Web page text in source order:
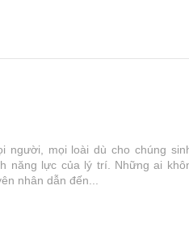
người, mọi loài dù cho chúng
năng lực của lý trí. Những ai
nhân dẫn đến...